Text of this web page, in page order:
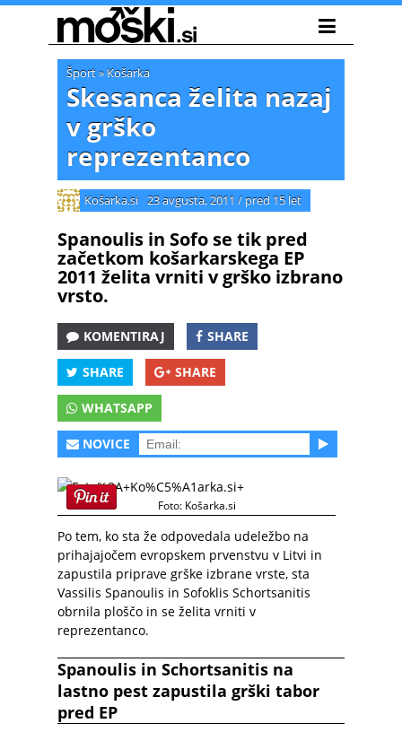
Šport» Košarka
Skesanca želita nazaj
v grško
reprezentanco
Košarka.si 23 avgusta, 2011 / pred 15 let
Spanoulis in Sofo se tik pred
začetkom košarkarskega EP
2011 želita vrniti v grško izbrano
vrsto.
KOMENTIRAJ SHARE
SHARE SHARE
WHATSAPP
NOVICE
Foto: Košarka.si
Po tem, ko sta že odpovedala udeležbo na
prihajajočem evropskem prvenstvu v Litvi in
zapustila priprave grške izbrane vrste, sta
Vassilis Spanoulis in Sofoklis Schortsanitis
obrnila ploščo in se želita vrniti v
reprezentanco.
Spanoulis in Schortsanitis na
lastno pest zapustila grški tabor
pred EP